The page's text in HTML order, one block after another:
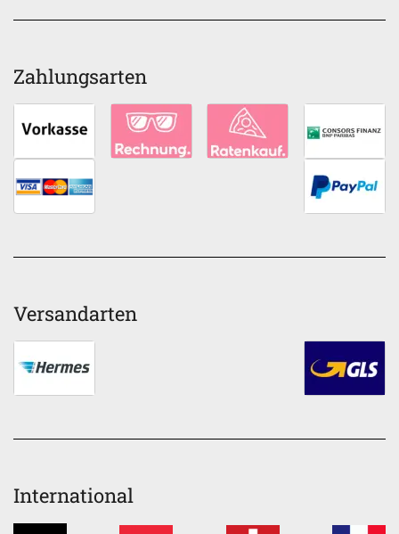
Zahlungsarten
Versandarten
International